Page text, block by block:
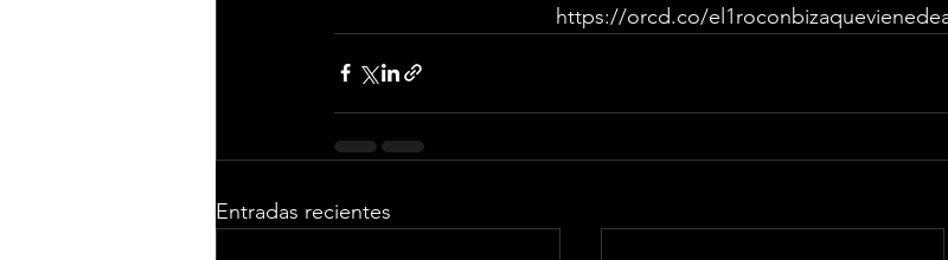
https://orcd.co/
Entradas recientes